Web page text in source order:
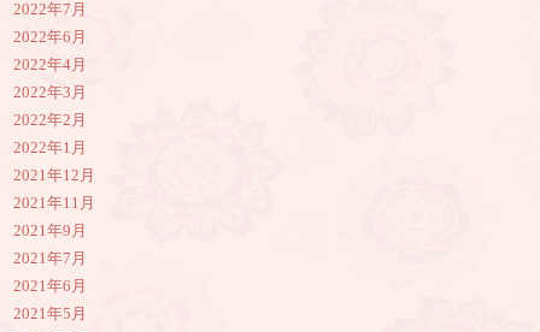
2022年7月
2022年6月
2022年4月
2022年3月
2022年2月
2022年1月
2021年12月
2021年11月
2021年9月
2021年7月
2021年6月
2021年5月